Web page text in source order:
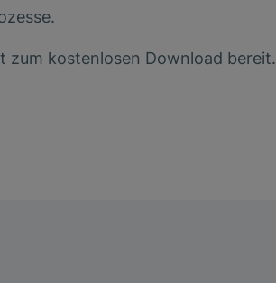
zum kostenlosen Download bereit.